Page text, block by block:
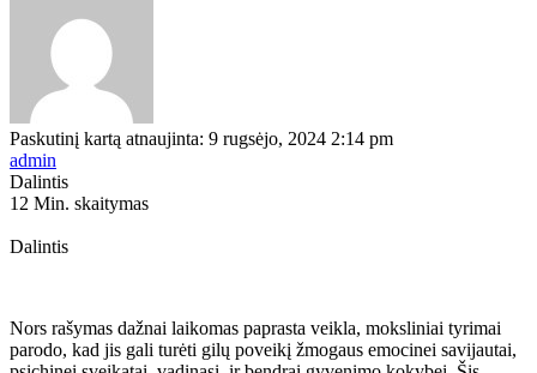
Paskutinį kartą atnaujinta: 9 rugsėjo, 2024 2:14 pm
admin
Dalintis
12 Min. skaitymas
Dalintis
Nors rašymas dažnai laikomas paprasta veikla, moksliniai tyrimai
parodo, kad jis gali turėti gilų poveikį žmogaus emocinei savijautai,